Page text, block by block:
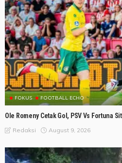
FOKUS FOOTBALL ECHO
Ole Romeny Cetak Gol, PSV Vs Fortuna
Redaksi August 9, 2026